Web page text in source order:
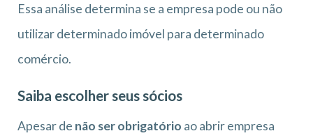
Essa análise determina se a empresa pode ou não
utilizar determinado imóvel para determinado
comércio.
Saiba escolher seus sócios
Apesar de não ser obrigatório ao abrir empresa